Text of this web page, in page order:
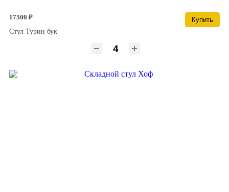
17500 ₽
Купить
Стул Турин бук